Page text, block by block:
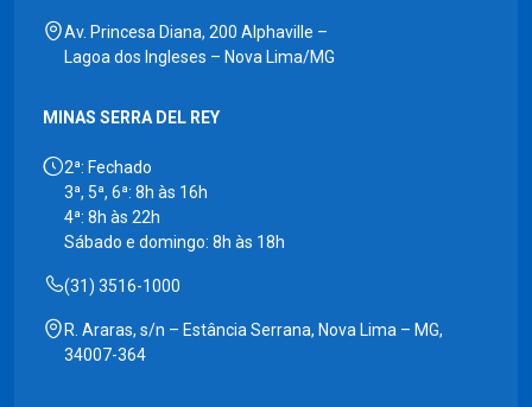
Av. Princesa Diana, 200 Alphaville –
Lagoa dos Ingleses – Nova Lima/MG
MINAS SERRA DEL REY
2ª: Fechado
3ª, 5ª, 6ª: 8h às 16h
4ª: 8h às 22h
Sábado e domingo: 8h às 18h
(31) 3516-1000
R. Araras, s/n – Estância Serrana, Nova Lima – MG,
34007-364